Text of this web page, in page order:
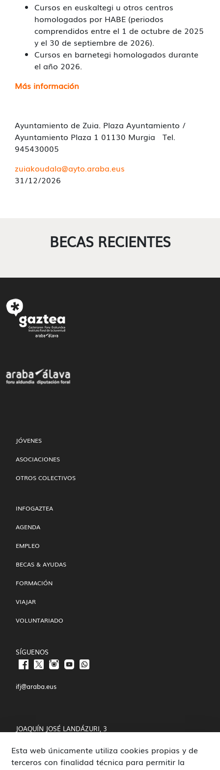
Cursos en euskaltegi u otros centros
homologados por HABE (periodos
comprendidos entre el 1 de octubre de 2025
y el 30 de septiembre de 2026).
Cursos en barnetegi homologados durante
el año 2026.
Más información
Ayuntamiento de Zuia. Plaza Ayuntamiento /
Ayuntamiento Plaza 1 01130 Murgia Tel.
945430005
zuiakoudala@ayto.araba.eus
31/12/2026
BECAS RECIENTES
JÓVENES
ASOCIACIONES
OTROS COLECTIVOS
INFOGAZTEA
AGENDA
EMPLEO
BECAS & AYUDAS
FORMACIÓN
VIAJAR
VOLUNTARIADO
SÍGUENOS
ifj@araba.eus
JOAQUÍN JOSÉ LANDÁZURI, 3
01008 VITORIA-GASTEIZ
Esta web únicamente utiliza cookies propias y de
terceros con finalidad técnica para permitir la